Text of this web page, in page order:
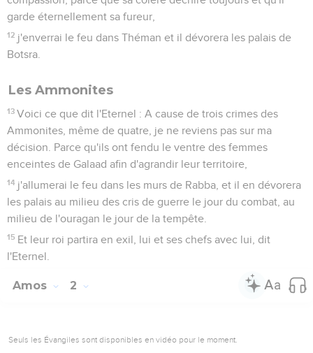
garde éternellement sa fureur,
12 j'enverrai le feu dans Théman et il dévorera les palais de
Botsra.
Les Ammonites
13 Voici ce que dit l'Eternel : A cause de trois crimes des
Ammonites, même de quatre, je ne reviens pas sur ma
décision. Parce qu'ils ont fendu le ventre des femmes
enceintes de Galaad afin d'agrandir leur territoire,
14 j'allumerai le feu dans les murs de Rabba, et il en dévorera
les palais au milieu des cris de guerre le jour du combat, au
milieu de l'ouragan le jour de la tempête.
15 Et leur roi partira en exil, lui et ses chefs avec lui, dit
l'Eternel.
Amos 2
Seuls les Évangiles sont disponibles en vidéo pour le moment.